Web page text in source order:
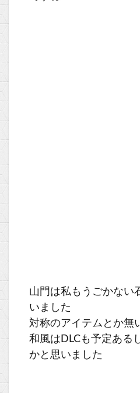
山門は私もうごかない
いました
対称のアイテムとか無
和風はDLCも予定ある
かと思いました